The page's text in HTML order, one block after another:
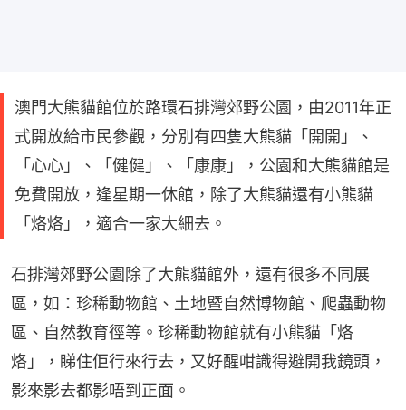
澳門大熊貓館位於路環石排灣郊野公園，由2011年正
式開放給市民參觀，分別有四隻大熊貓「開開」、
「心心」、「健健」、「康康」，公園和大熊貓館是
免費開放，逢星期一休館，除了大熊貓還有小熊貓
「烙烙」，適合一家大細去。
石排灣郊野公園除了大熊貓館外，還有很多不同展
區，如：珍稀動物館、土地暨自然博物館、爬蟲動物
區、自然教育徑等。珍稀動物館就有小熊貓「烙
烙」，睇住佢行來行去，又好醒咁識得避開我鏡頭，
影來影去都影唔到正面。